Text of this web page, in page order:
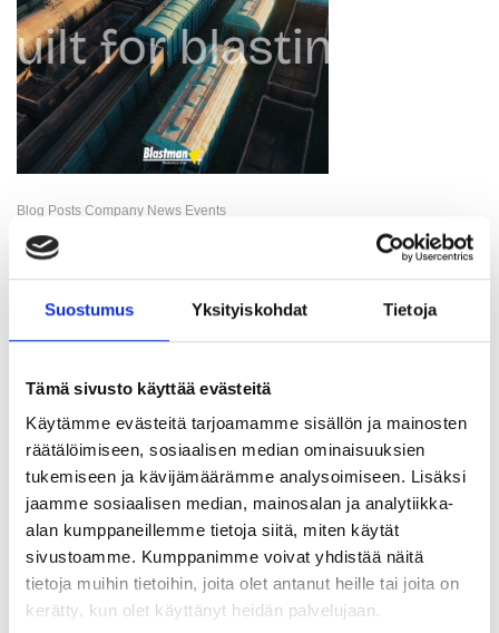
Suostumus Yksityiskohdat Tietoja
Tämä sivusto käyttää evästeitä
Käytämme evästeitä tarjoamamme sisällön ja mainosten
räätälöimiseen, sosiaalisen median ominaisuuksien
tukemiseen ja kävijämäärämme analysoimiseen. Lisäksi
jaamme sosiaalisen median, mainosalan ja analytiikka-
alan kumppaneillemme tietoja siitä, miten käytät
sivustoamme. Kumppanimme voivat yhdistää näitä
tietoja muihin tietoihin, joita olet antanut heille tai joita on
kerätty, kun olet käyttänyt heidän palvelujaan.
Blog Posts Company News Events
30. Mar 2026
BLAST CLEANING OF EXTERIOR SURFACE OF WIND
TURBINE TOWERS
Blog Posts Company News
26. Mar 2026
BLAST CLEANING IN WINDPOWER INDUSTRY